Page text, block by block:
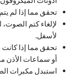
تحقق مما إذا لم
لإلغاء كتم
لأسفل.
تحقق مما إذا
أو سماعات الأذن
استبدل مكبرات